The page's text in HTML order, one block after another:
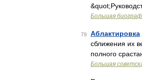
Большая
79 Аблактировка
сближения их
полного
Большая